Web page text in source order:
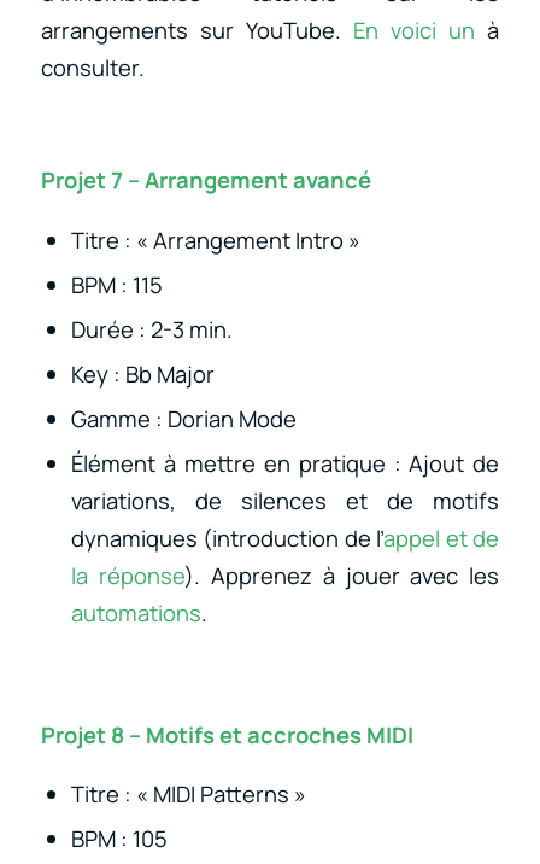
arrangements sur YouTube. En voici un à
consulter.
Projet 7 – Arrangement avancé
Titre : « Arrangement Intro »
BPM : 115
Durée : 2-3 min.
Key : Bb Major
Gamme : Dorian Mode
Élément à mettre en pratique : Ajout de
variations, de silences et de motifs
dynamiques (introduction de l’appel et de
la réponse). Apprenez à jouer avec les
automations.
Projet 8 – Motifs et accroches MIDI
Titre : « MIDI Patterns »
BPM : 105